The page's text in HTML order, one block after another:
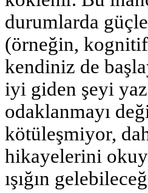
durumlarda
(örneğin, kognitif
kendiniz de
iyi giden şeyi
odaklanmayı
kötüleşmiyor,
hikayelerini
ışığın